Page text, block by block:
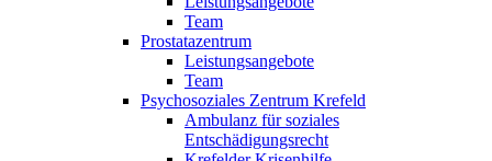
Team
Prostatazentrum
Leistungsangebote
Team
Psychosoziales Zentrum Krefeld
Ambulanz für soziales
Entschädigungsrecht